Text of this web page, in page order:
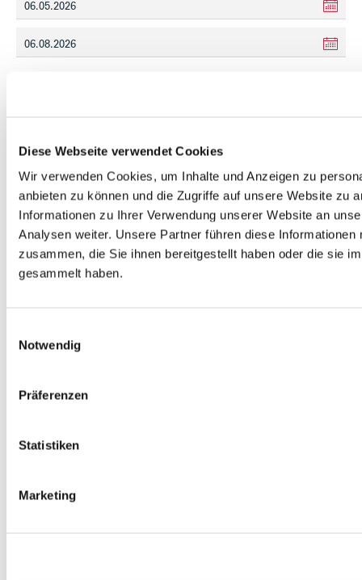
Diese Webseite verwendet Cookies
Wir verwenden Cookies, um Inhalte und Anzeigen zu
anbieten zu können und die Zugriffe auf unsere Website zu
Informationen zu Ihrer Verwendung unserer Website an
Analysen weiter. Unsere Partner führen diese
zusammen, die Sie ihnen bereitgestellt haben oder die sie
gesammelt haben.
Notwendig
Präferenzen
Statistiken
Marketing